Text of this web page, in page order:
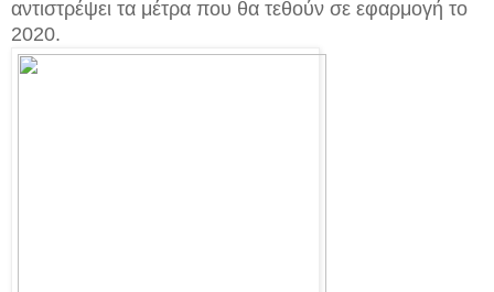
αντιστρέψει τα μέτρα που θα τεθούν σε εφαρμογή το
2020.